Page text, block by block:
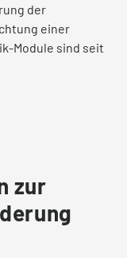
der
einer
Module sind seit
zur